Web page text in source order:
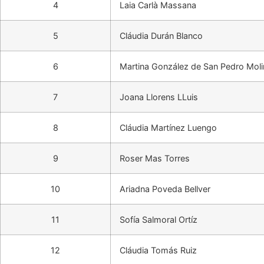
4 Laia Carlà Massana
5 Cláudia Durán Blanco
6 Martina González de San Pedro
7 Joana Llorens LLuis
8 Cláudia Martínez Luengo
9 Roser Mas Torres
10 Ariadna Poveda Bellver
11 Sofía Salmoral Ortíz
12 Cláudia Tomás Ruiz